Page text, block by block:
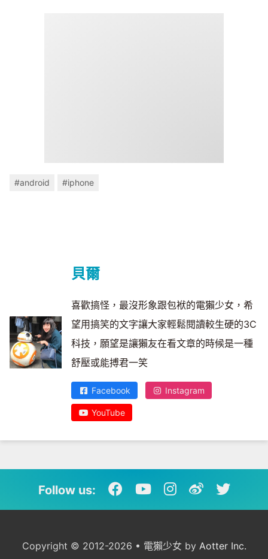
#android #iphone
貝爾
喜歡搞怪，最沒形象跟包袱的電獺少女，希
望用搞笑的文字讓大家輕鬆閱讀較生硬的3C
科技，願望是讓獺友在看文章的時候是一種
舒壓或能搏君一笑
Facebook Instagram
YouTube
Follow us:
Copyright © 2012-2026 • 電獺少女 by Aotter Inc.